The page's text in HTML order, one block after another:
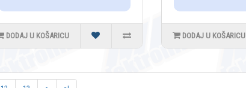
DODAJ U KOŠARICU DODAJ U KOŠARICU